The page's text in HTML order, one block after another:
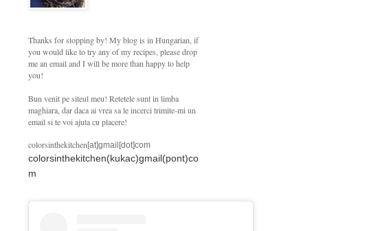
Thanks for stopping by! My blog is in Hungarian, if
you would like to try any of my recipes, please drop
me an email and I will be more than happy to help
you!
Bun venit pe siteul meu! Retetele sunt in limba
maghiara, dar daca ai vrea sa le incerci trimite-mi un
email si te voi ajuta cu placere!
colorsinthekitchen[at]gmail[dot]com
colorsinthekitchen(kukac)gmail(pont)co
m